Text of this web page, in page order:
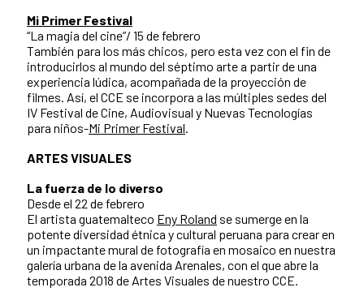
Mi Primer Festival
“La magia del cine”/ 15 de febrero
También para los más chicos, pero esta vez con el fin de
introducirlos al mundo del séptimo arte a partir de una
experiencia lúdica, acompañada de la proyección de
filmes. Así, el CCE se incorpora a las múltiples sedes del
IV Festival de Cine, Audiovisual y Nuevas Tecnologías
para niños-Mi Primer Festival.
ARTES VISUALES
La fuerza de lo diverso
Desde el 22 de febrero
El artista guatemalteco Eny Roland se sumerge en la
potente diversidad étnica y cultural peruana para crear en
un impactante mural de fotografía en mosaico en nuestra
galería urbana de la avenida Arenales, con el que abre la
temporada 2018 de Artes Visuales de nuestro CCE.